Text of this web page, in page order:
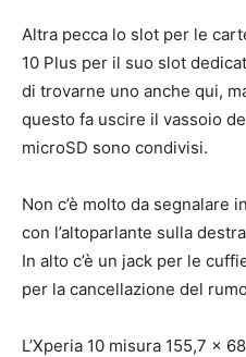
Altra pecca lo slot per le
10 Plus per il suo slot
di trovarne uno anche qui,
questo fa uscire il vassoio
microSD sono condivisi.
Non c’è molto da segnalare
con l’altoparlante sulla
In alto c’è un jack per le
per la cancellazione del
L’Xperia 10 misura 155,7 x